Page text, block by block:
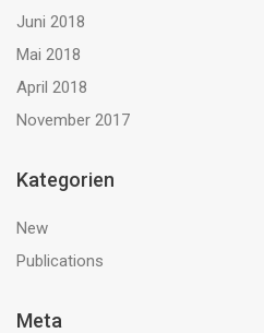
Juni 2018
Mai 2018
April 2018
November 2017
Kategorien
New
Publications
Meta